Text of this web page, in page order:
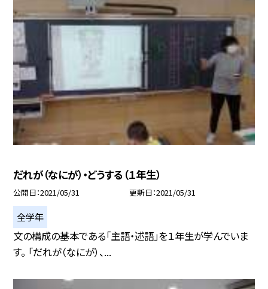
だれが（なにが）・どうする（１年生）
公開日 2021/05/31 更新日 2021/05/31
全学年
文の構成の基本である「主語・述語」を１年生が学んでいま
す。 「だれが（なにが）、...